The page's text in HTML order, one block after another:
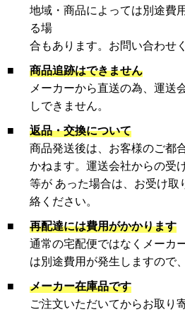
地域・商品によっては別途費
る場
合もあります。お問い合わせ
■
商品追跡はできません
メーカーから直送の為、運送
しできません。
■
返品・交換について
商品発送後は、お客様のご都
かねます。運送会社からの受
等が あった場合は、お受け取
絡ください。
■
再配達には費用がかかります
通常の宅配便ではなくメーカ
は別途費用が発生しますので
■
メーカー在庫品です
ご注文いただいてからお取り